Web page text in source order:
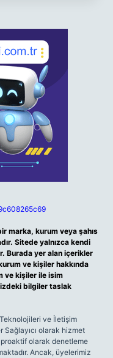
marka, kurum veya şahıs
Sitede yalnızca kendi
Burada yer alan içerikler
ve kişiler hakkında
ve kişiler ile isim
bilgiler taslak
ve İletişim
Sağlayıcı olarak hizmet
olarak denetleme
Ancak, üyelerimiz